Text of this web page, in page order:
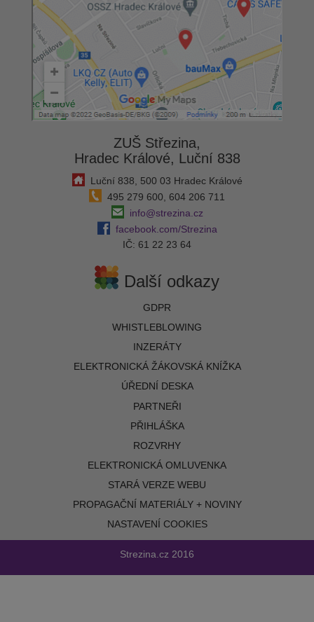
ZUŠ Střezina,
Hradec Králové, Luční 838
Luční 838, 500 03 Hradec Králové
495 279 600, 604 206 711
info@strezina.cz
facebook.com/Strezina
IČ: 61 22 23 64
Další odkazy
GDPR
WHISTLEBLOWING
INZERÁTY
ELEKTRONICKÁ ŽÁKOVSKÁ KNÍŽKA
ÚŘEDNÍ DESKA
PARTNEŘI
PŘIHLÁŠKA
ROZVRHY
ELEKTRONICKÁ OMLUVENKA
STARÁ VERZE WEBU
PROPAGAČNÍ MATERIÁLY + NOVINY
NASTAVENÍ COOKIES
Strezina.cz 2016